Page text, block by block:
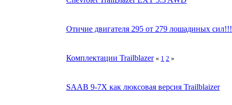
Отичие двигателя 295 от 279 лошадиных сил!!!
Комплектации Trailblazer « 1 2 »
SAAB 9-7X как люксовая версия Trailblaizer